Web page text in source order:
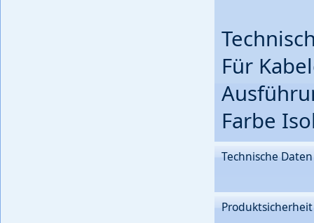
Für
Farbe
Technische Daten
Produktsicherheit